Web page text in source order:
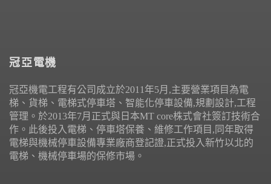
冠亞電機
冠亞機電工程有公司成立於2011年5月,主要營業項目為電
梯、貨梯、電梯式停車塔、智能化停車設備,規劃設計,工程
管理。於2013年7月正式與日本MT core株式會社簽訂技術合
作。此後投入電梯、停車塔保養、維修工作項目,同年取得
電梯與機械停車設備專業廠商登記證,正式投入新竹以北的
電梯、機械停車場的保修市場。